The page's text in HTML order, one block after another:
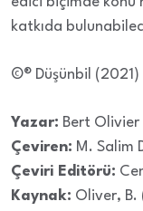
katkıda
©® Düşünbil (2021)
Yazar: Bert Olivier
Çeviren: M. Salim
Çeviri Editörü:
Kaynak: Oliver, B.